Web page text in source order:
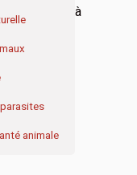
animale
à